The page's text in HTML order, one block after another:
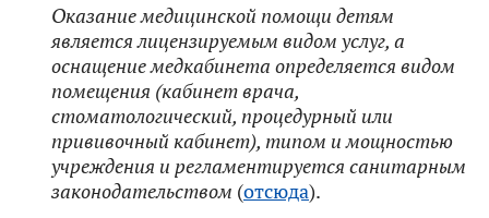
Оказание медицинской помощи детям
является лицензируемым видом услуг, а
оснащение медкабинета определяется видом
помещения (кабинет врача,
стоматологический, процедурный или
прививочный кабинет), типом и мощностью
учреждения и регламентируется санитарным
законодательством (отсюда).